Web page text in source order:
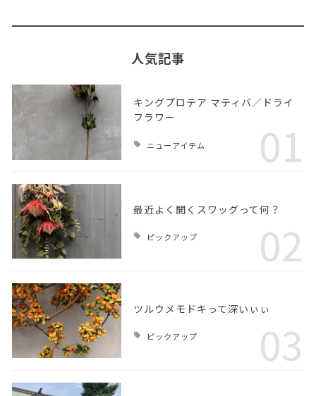
人気記事
キングプロテア マティバ／ドライ
フラワー
ニューアイテム 01
最近よく聞くスワッグって何？
ピックアップ 02
ツルウメモドキって深いぃぃ
ピックアップ 03